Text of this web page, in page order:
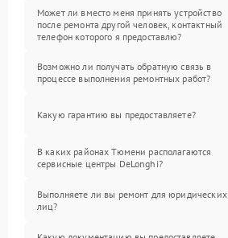
Может ли вместо меня принять устройство
после ремонта другой человек, контактный
телефон которого я предоставлю?
Возможно ли получать обратную связь в
процессе выполнения ремонтных работ?
Какую гарантию вы предоставляете?
В каких районах Тюмени располагаются
сервисные центры DeLonghi?
Выполняете ли вы ремонт для юридических
лиц?